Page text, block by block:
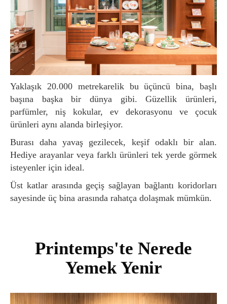
Yaklaşık 20.000 metrekarelik bu üçüncü bina, başlı
başına başka bir dünya gibi. Güzellik ürünleri,
parfümler, niş kokular, ev dekorasyonu ve çocuk
ürünleri aynı alanda birleşiyor.
Burası daha yavaş gezilecek, keşif odaklı bir alan.
Hediye arayanlar veya farklı ürünleri tek yerde görmek
isteyenler için ideal.
Üst katlar arasında geçiş sağlayan bağlantı koridorları
sayesinde üç bina arasında rahatça dolaşmak mümkün.
Printemps'te Nerede
Yemek Yenir